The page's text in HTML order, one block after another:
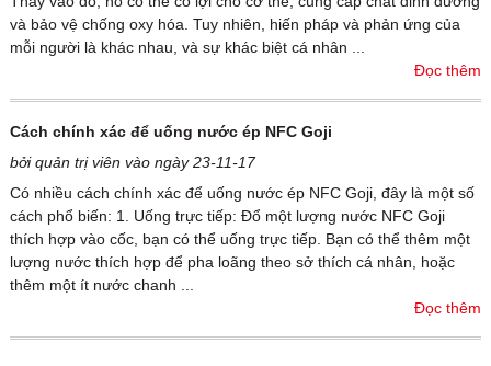
và bảo vệ chống oxy hóa. Tuy nhiên, hiến pháp và phản ứng của
mỗi người là khác nhau, và sự khác biệt cá nhân ...
Đọc thêm
Cách chính xác để uống nước ép NFC Goji
bởi quản trị viên vào ngày 23-11-17
Có nhiều cách chính xác để uống nước ép NFC Goji, đây là một số
cách phổ biến: 1. Uống trực tiếp: Đổ một lượng nước NFC Goji
thích hợp vào cốc, bạn có thể uống trực tiếp. Bạn có thể thêm một
lượng nước thích hợp để pha loãng theo sở thích cá nhân, hoặc
thêm một ít nước chanh ...
Đọc thêm